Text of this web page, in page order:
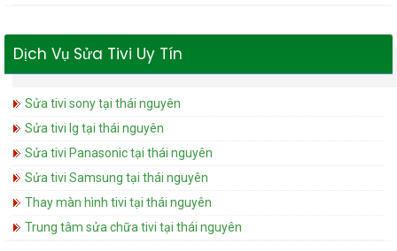
Dịch Vụ Sửa Tivi Uy Tín
Sửa tivi sony tại thái nguyên
Sửa tivi lg tại thái nguyên
Sửa tivi Panasonic tại thái nguyên
Sửa tivi Samsung tại thái nguyên
Thay màn hình tivi tại thái nguyên
Trung tâm sửa chữa tivi tại thái nguyên